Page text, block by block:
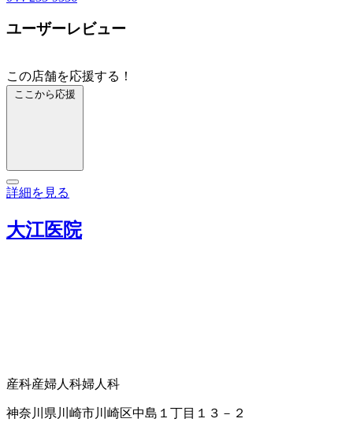
ユーザーレビュー
この店舗を応援する！
ここから応援
詳細を見る
大江医院
産科産婦人科婦人科
神奈川県川崎市川崎区中島１丁目１３－２